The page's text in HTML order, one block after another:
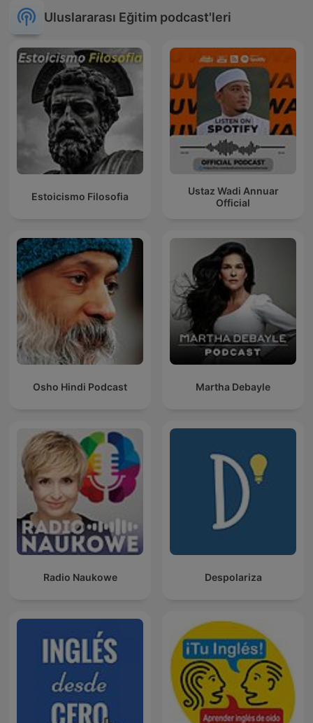
Uluslararası Eğitim podcast'leri
Estoicismo Filosofia
Ustaz Wadi Annuar
Official
Osho Hindi Podcast Martha Debayle
Radio Naukowe Despolariza